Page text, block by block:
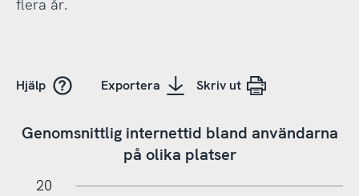
flera år.
Hjälp Exportera Skriv ut
Genomsnittlig internettid bland användarna
på olika platser
20